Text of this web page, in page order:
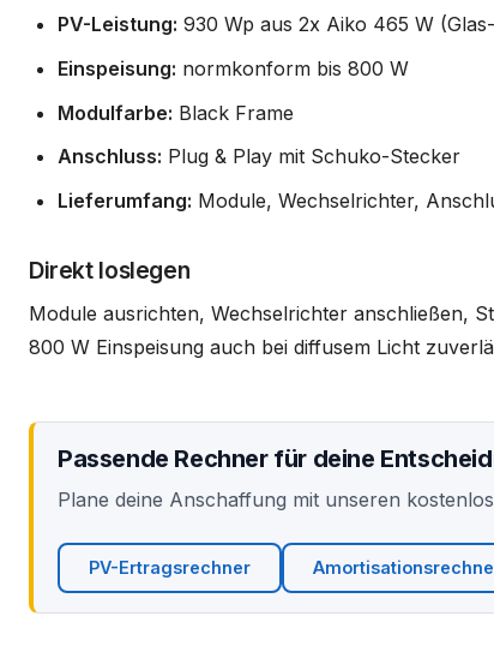
PV-Leistung: 930 Wp aus 2x Aiko 465 W
Einspeisung: normkonform bis 800 W
Modulfarbe: Black Frame
Anschluss: Plug & Play mit Schuko-Stecker
Lieferumfang: Module, Wechselrichter,
Direkt loslegen
Module ausrichten, Wechselrichter anschließen,
800 W Einspeisung auch bei diffusem Licht
Passende Rechner für deine
Plane deine Anschaffung mit unseren
PV-Ertragsrechner